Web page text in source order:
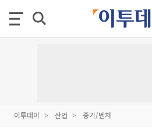
이투데이 산업 중기/벤처